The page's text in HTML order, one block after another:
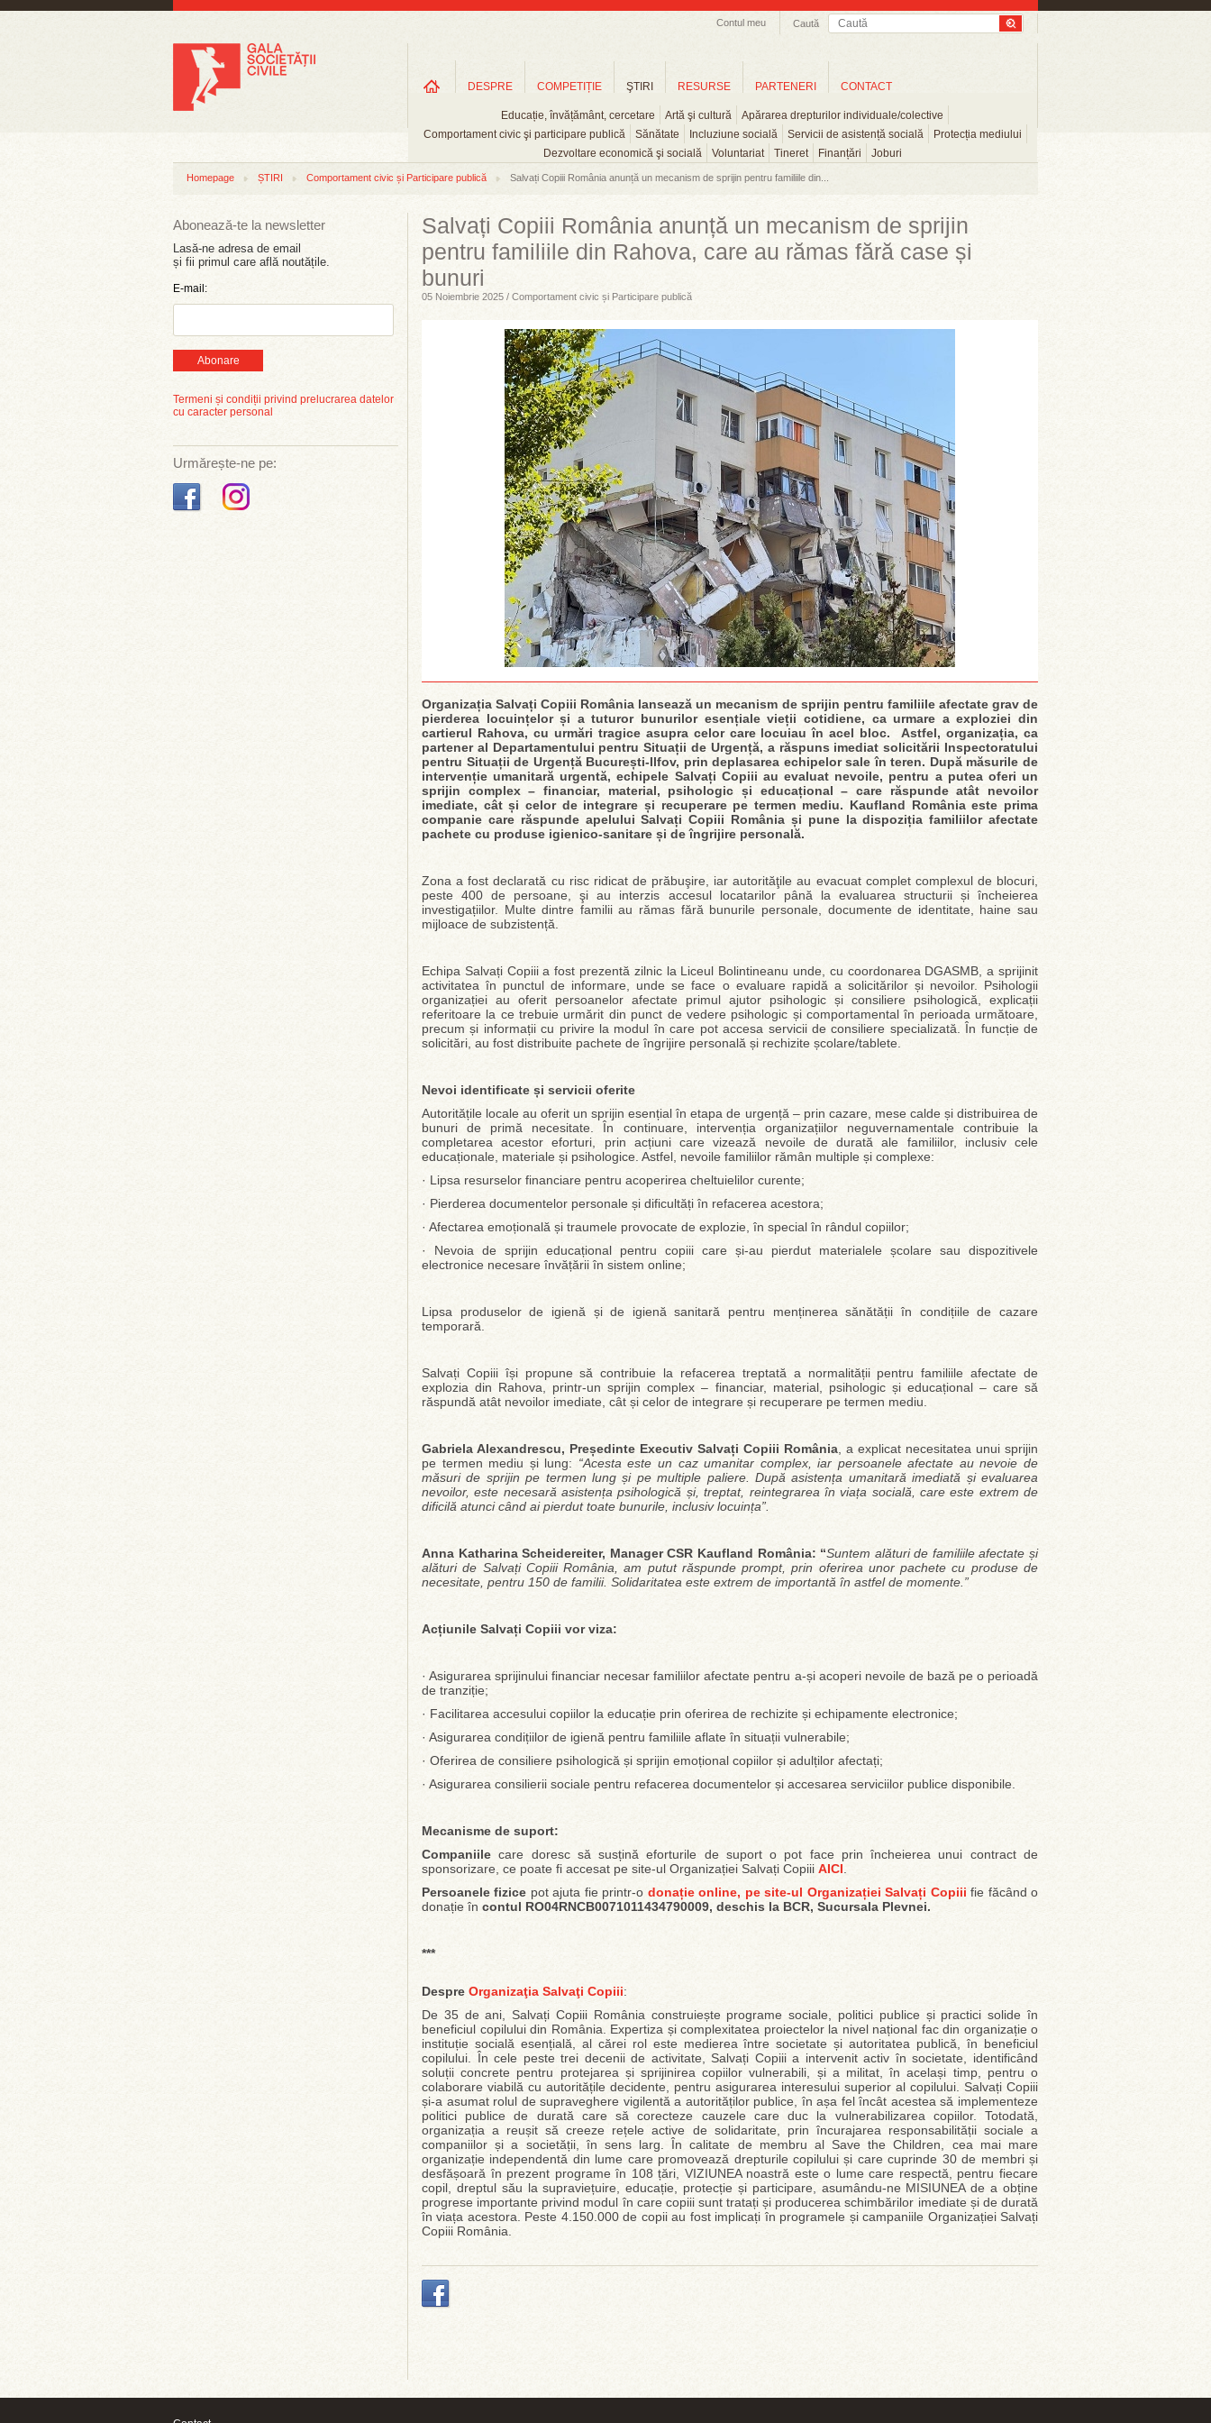
Caută
Contul meu
DESPRE COMPETIȚIE ŞTIRI
Educație, învățământ, cercetare Artă şi cultură
Apărarea drepturilor individuale/colective
Comportament civic şi participare publică
Sănătate Incluziune socială Servicii de asistență socială
Protecția mediului
Dezvoltare economică şi socială
Voluntariat Tineret Finanțări Joburi
RESURSE PARTENERI CONTACT
Homepage ȘTIRI Comportament civic și Participare publică Salvați Copiii România anunță un mecanism de sprijin pentru familiile din...
Abonează-te la newsletter
Lasă-ne adresa de email
și fii primul care află noutățile.
E-mail:
Abonare
Termeni și condiții privind prelucrarea datelor
cu caracter personal
Urmărește-ne pe:
Salvați Copiii România anunță un mecanism de sprijin
pentru familiile din Rahova, care au rămas fără case și
bunuri
05 Noiembrie 2025 / Comportament civic și Participare publică
Organizația Salvați Copiii România lansează un mecanism de sprijin pentru familiile afectate grav de
pierderea locuințelor și a tuturor bunurilor esențiale vieții cotidiene, ca urmare a exploziei din
cartierul Rahova, cu urmări tragice asupra celor care locuiau în acel bloc. Astfel, organizația, ca
partener al Departamentului pentru Situații de Urgență, a răspuns imediat solicitării Inspectoratului
pentru Situații de Urgență București-Ilfov, prin deplasarea echipelor sale în teren. După măsurile de
intervenție umanitară urgentă, echipele Salvați Copiii au evaluat nevoile, pentru a putea oferi un
sprijin complex – financiar, material, psihologic și educațional – care răspunde atât nevoilor
imediate, cât și celor de integrare și recuperare pe termen mediu. Kaufland România este prima
companie care răspunde apelului Salvați Copiii România și pune la dispoziția familiilor afectate
pachete cu produse igienico-sanitare și de îngrijire personală.
Zona a fost declarată cu risc ridicat de prăbuşire, iar autorităţile au evacuat complet complexul de blocuri,
peste 400 de persoane, şi au interzis accesul locatarilor până la evaluarea structurii și încheierea
investigațiilor. Multe dintre familii au rămas fără bunurile personale, documente de identitate, haine sau
mijloace de subzistență.
Echipa Salvați Copiii a fost prezentă zilnic la Liceul Bolintineanu unde, cu coordonarea DGASMB, a sprijinit
activitatea în punctul de informare, unde se face o evaluare rapidă a solicitărilor și nevoilor. Psihologii
organizației au oferit persoanelor afectate primul ajutor psihologic și consiliere psihologică, explicații
referitoare la ce trebuie urmărit din punct de vedere psihologic și comportamental în perioada următoare,
precum și informații cu privire la modul în care pot accesa servicii de consiliere specializată. În funcție de
solicitări, au fost distribuite pachete de îngrijire personală și rechizite școlare/tablete.
Nevoi identificate și servicii oferite
Autoritățile locale au oferit un sprijin esențial în etapa de urgență – prin cazare, mese calde și distribuirea de
bunuri de primă necesitate. În continuare, intervenția organizațiilor neguvernamentale contribuie la
completarea acestor eforturi, prin acțiuni care vizează nevoile de durată ale familiilor, inclusiv cele
educaționale, materiale și psihologice. Astfel, nevoile familiilor rămân multiple și complexe:
· Lipsa resurselor financiare pentru acoperirea cheltuielilor curente;
· Pierderea documentelor personale și dificultăți în refacerea acestora;
· Afectarea emoțională și traumele provocate de explozie, în special în rândul copiilor;
· Nevoia de sprijin educațional pentru copiii care și-au pierdut materialele școlare sau dispozitivele
electronice necesare învățării în sistem online;
Lipsa produselor de igienă și de igienă sanitară pentru menținerea sănătății în condițiile de cazare
temporară.
Salvați Copiii își propune să contribuie la refacerea treptată a normalității pentru familiile afectate de
explozia din Rahova, printr-un sprijin complex – financiar, material, psihologic și educațional – care să
răspundă atât nevoilor imediate, cât și celor de integrare și recuperare pe termen mediu.
Gabriela Alexandrescu, Președinte Executiv Salvați Copiii România , a explicat necesitatea unui sprijin
pe termen mediu și lung: “Acesta este un caz umanitar complex, iar persoanele afectate au nevoie de
măsuri de sprijin pe termen lung și pe multiple paliere. După asistența umanitară imediată și evaluarea
nevoilor, este necesară asistența psihologică și, treptat, reintegrarea în viața socială, care este extrem de
dificilă atunci când ai pierdut toate bunurile, inclusiv locuința”.
Anna Katharina Scheidereiter, Manager CSR Kaufland România: “Suntem alături de familiile afectate și
alături de Salvați Copiii România, am putut răspunde prompt, prin oferirea unor pachete cu produse de
necesitate, pentru 150 de familii. Solidaritatea este extrem de importantă în astfel de momente.”
Acțiunile Salvați Copiii vor viza:
· Asigurarea sprijinului financiar necesar familiilor afectate pentru a-și acoperi nevoile de bază pe o perioadă
de tranziție;
· Facilitarea accesului copiilor la educație prin oferirea de rechizite și echipamente electronice;
· Asigurarea condițiilor de igienă pentru familiile aflate în situații vulnerabile;
· Oferirea de consiliere psihologică și sprijin emoțional copiilor și adulților afectați;
· Asigurarea consilierii sociale pentru refacerea documentelor și accesarea serviciilor publice disponibile.
Mecanisme de suport:
Companiile care doresc să susțină eforturile de suport o pot face prin încheierea unui contract de
sponsorizare, ce poate fi accesat pe site-ul Organizației Salvați Copiii AICI
Persoanele fizice pot ajuta fie printr-o donație online, pe site-ul Organizației Salvați Copiii fie făcând o
donație în contul RO04RNCB0071011434790009, deschis la BCR, Sucursala Plevnei.
***
Despre Organizaţia Salvaţi Copiii:
De 35 de ani, Salvați Copiii România construiește programe sociale, politici publice și practici solide în
beneficiul copilului din România. Expertiza și complexitatea proiectelor la nivel național fac din organizație o
instituție socială esențială, al cărei rol este medierea între societate și autoritatea publică, în beneficiul
copilului. În cele peste trei decenii de activitate, Salvați Copiii a intervenit activ în societate, identificând
soluții concrete pentru protejarea și sprijinirea copiilor vulnerabili, și a militat, în același timp, pentru o
colaborare viabilă cu autoritățile decidente, pentru asigurarea interesului superior al copilului. Salvați Copiii
și-a asumat rolul de supraveghere vigilentă a autorităților publice, în așa fel încât acestea să implementeze
politici publice de durată care să corecteze cauzele care duc la vulnerabilizarea copiilor. Totodată,
organizația a reușit să creeze rețele active de solidaritate, prin încurajarea responsabilității sociale a
companiilor și a societății, în sens larg. În calitate de membru al Save the Children, cea mai mare
organizație independentă din lume care promovează drepturile copilului și care cuprinde 30 de membri și
desfășoară în prezent programe în 108 țări, VIZIUNEA noastră este o lume care respectă, pentru fiecare
copil, dreptul său la supraviețuire, educație, protecție și participare, asumându-ne MISIUNEA de a obține
progrese importante privind modul în care copiii sunt tratați și producerea schimbărilor imediate și de durată
în viața acestora. Peste 4.150.000 de copii au fost implicați în programele și campaniile Organizației Salvați
Copiii România.